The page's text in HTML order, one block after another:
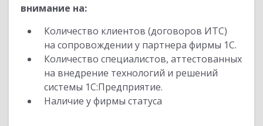
внимание на:
Количество клиентов (договоров ИТС)
на сопровождении у партнера фирмы 1С.
Количество специалистов, аттестованных
на внедрение технологий и решений
системы 1С:Предприятие.
Наличие у фирмы статуса